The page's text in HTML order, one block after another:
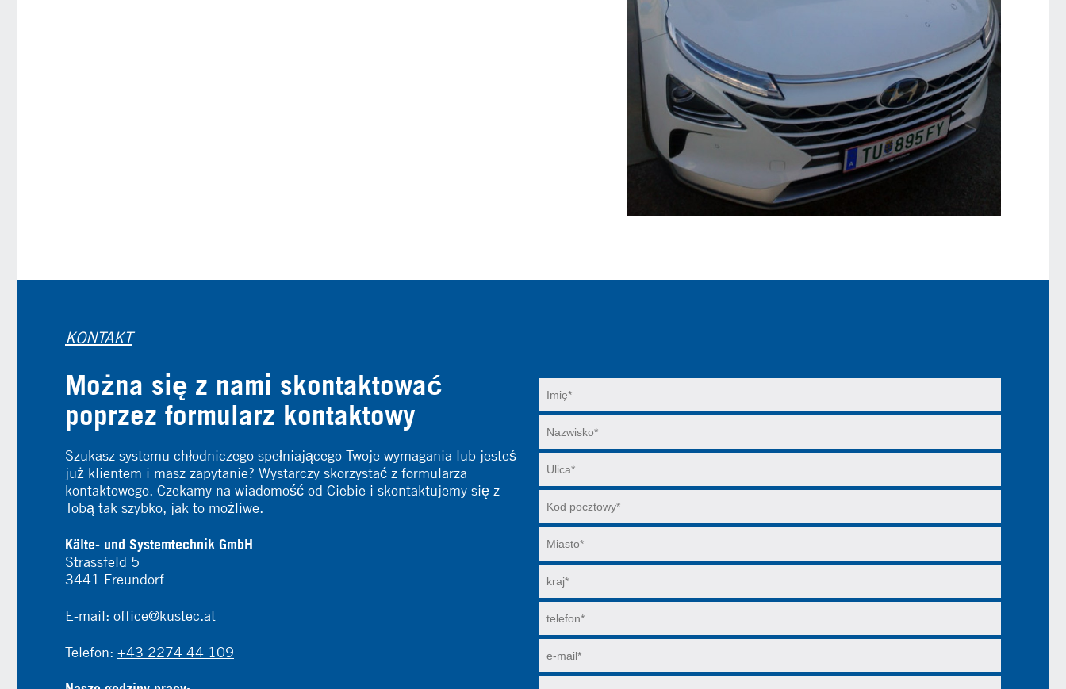
KONTAKT
Można się z nami skontaktować
poprzez formularz kontaktowy
Szukasz systemu chłodniczego spełniającego Twoje wymagania lub jesteś
już klientem i masz zapytanie? Wystarczy skorzystać z formularza
kontaktowego. Czekamy na wiadomość od Ciebie i skontaktujemy się z
Tobą tak szybko, jak to możliwe.
Kälte- und Systemtechnik GmbH
Strassfeld 5
3441 Freundorf
E-mail: office@kustec.at
Telefon: +43 2274 44 109